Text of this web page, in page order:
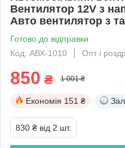
Вентилятор 12V з
Авто вентилятор з
Готово до відправки
Код: АВХ-1010
Опт і
850 ₴ 1 001 ₴
Економія 151 ₴
830 ₴ від 2 шт.